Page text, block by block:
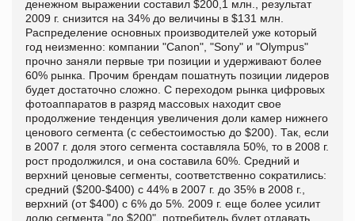
денежном выражении составил $200,1 млн., результат
2009 г. снизится на 34% до величины в $131 млн.
Распределение основных производителей уже который
год неизменно: компании "Canon", "Sony" и "Olympus"
прочно заняли первые три позиции и удерживают более
60% рынка. Прочим брендам пошатнуть позиции лидеров
будет достаточно сложно. С переходом рынка цифровых
фотоаппаратов в разряд массовых находит свое
продолжение тенденция увеличения доли камер нижнего
ценового сегмента (с себестоимостью до $200). Так, если
в 2007 г. доля этого сегмента составляла 50%, то в 2008 г.
рост продолжился, и она составила 60%. Средний и
верхний ценовые сегменты, соответственно сократились:
средний ($200-$400) с 44% в 2007 г. до 35% в 2008 г.,
верхний (от $400) с 6% до 5%. 2009 г. еще более усилит
долю сегмента "до $200", потребитель будет отдавать